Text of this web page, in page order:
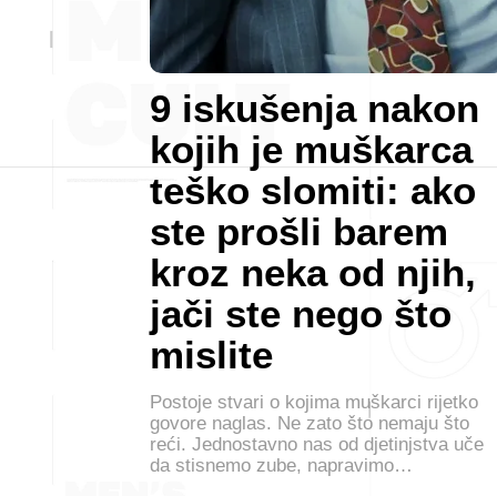
9 iskušenja nakon
kojih je muškarca
teško slomiti: ako
ste prošli barem
kroz neka od njih,
jači ste nego što
mislite
Postoje stvari o kojima muškarci rijetko
govore naglas. Ne zato što nemaju što
reći. Jednostavno nas od djetinjstva uče
da stisnemo zube, napravimo…